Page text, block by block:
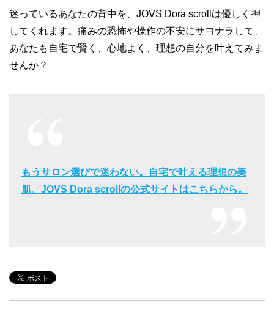
迷っているあなたの背中を、JOVS Dora scrollは優しく押
してくれます。痛みの恐怖や操作の不安にサヨナラして、
あなたも自宅で賢く、心地よく、理想の自分を叶えてみま
せんか？
もうサロン選びで迷わない。自宅で叶える理想の美
肌、JOVS Dora scrollの公式サイトはこちらから。